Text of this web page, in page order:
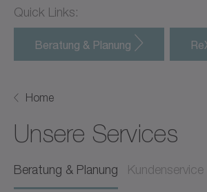
Quick Links:
Beratung & Planung
Home
Unsere Services
Beratung & Planung Kundenservice